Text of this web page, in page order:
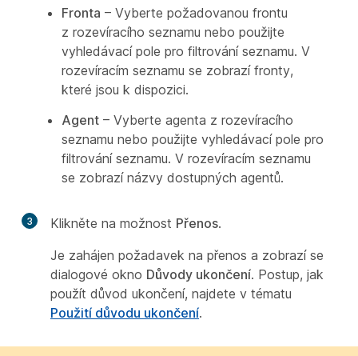
Fronta – Vyberte požadovanou frontu
z rozevíracího seznamu nebo použijte
vyhledávací pole pro filtrování seznamu. V
rozevíracím seznamu se zobrazí fronty,
které jsou k dispozici.
Agent – Vyberte agenta z rozevíracího
seznamu nebo použijte vyhledávací pole pro
filtrování seznamu. V rozevíracím seznamu
se zobrazí názvy dostupných agentů.
3 Klikněte na možnost Přenos.
Je zahájen požadavek na přenos a zobrazí se
dialogové okno Důvody ukončení. Postup, jak
použít důvod ukončení, najdete v tématu
Použití důvodu ukončení.